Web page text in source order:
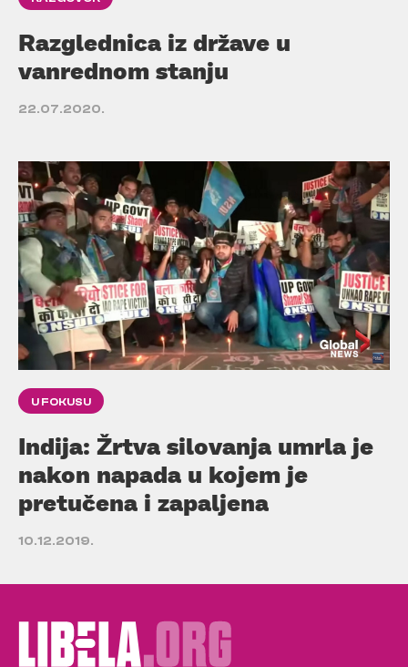
Razglednica iz države u
vanrednom stanju
22.07.2020.
U FOKUSU
Indija: Žrtva silovanja umrla je
nakon napada u kojem je
pretučena i zapaljena
10.12.2019.